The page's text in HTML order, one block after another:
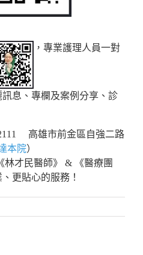
，專業護理人員一對
訊息、專欄及案例分享、診
高雄市前金區自強二路
本院）
林才民醫師》 & 《醫療團
更貼心的服務！